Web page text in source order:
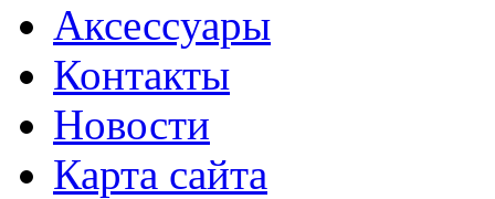
Аксесcуары
Контакты
Новости
Карта сайта